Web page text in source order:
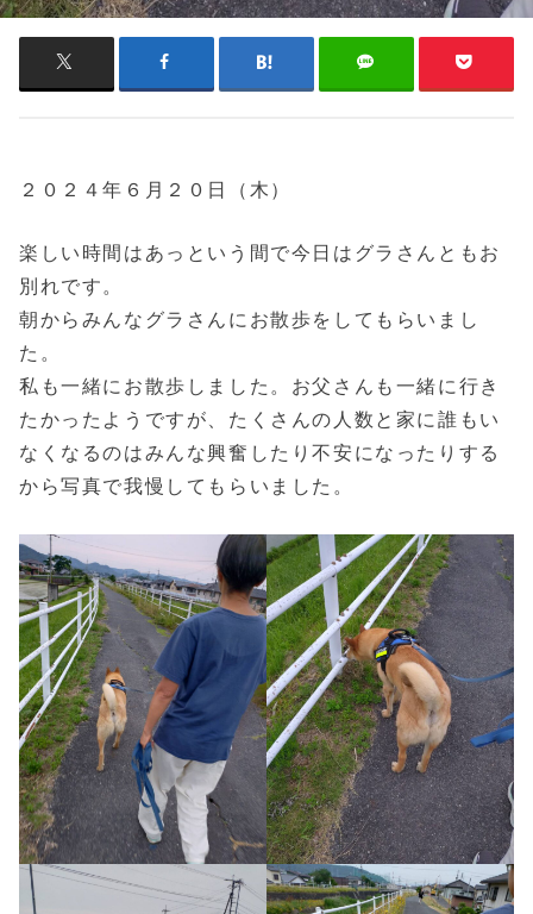
２０２４年６月２０日（木）
楽しい時間はあっという間で今日はグラさんともお
別れです。
朝からみんなグラさんにお散歩をしてもらいまし
た。
私も一緒にお散歩しました。お父さんも一緒に行き
たかったようですが、たくさんの人数と家に誰もい
なくなるのはみんな興奮したり不安になったりする
から写真で我慢してもらいました。